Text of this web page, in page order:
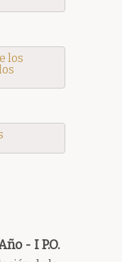
los
- I P.O.